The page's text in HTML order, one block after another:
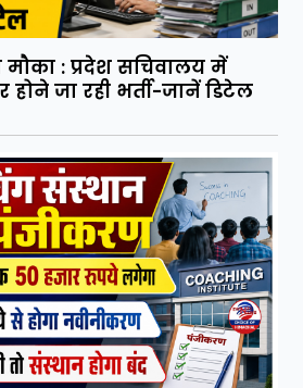
मौका : प्रदेश सचिवालय में
जा रही भर्ती-जानें डिटेल